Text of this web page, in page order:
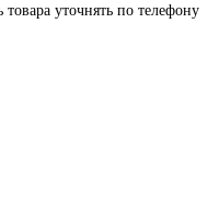
уточнять по телефону